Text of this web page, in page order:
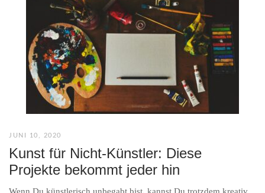
JUNI 10, 2020
Kunst für Nicht-Künstler: Diese
Projekte bekommt jeder hin